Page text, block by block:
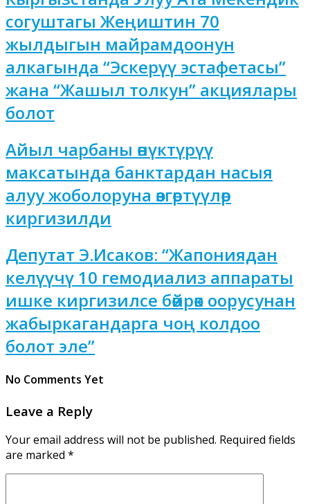
согуштагы Жеңиштин 70
жылдыгын майрамдоонун
алкагында “Эскерүү эстафетасы”
жана “Жашыл толкун” акциялары
болот
Айыл чарбаны өнүктүрүү
максатында банктардан насыя
алуу жоболоруна өзгөртүүлөр
киргизилди
Депутат Э.Исаков: “Жапониядан
келүүчү 10 гемодиализ аппараты
ишке киргизилсе бөйрөк оорусунан
жабыркагандарга чоң колдоо
болот эле”
No Comments Yet
Leave a Reply
Your email address will not be published. Required fields
are marked *